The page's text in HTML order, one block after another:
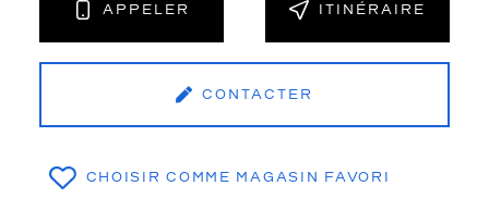
APPELER ITINÉRAIRE
CONTACTER
CHOISIR COMME MAGASIN FAVORI